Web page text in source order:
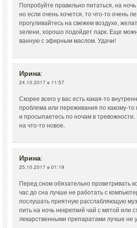
Попробуйте правильно питаться, на
но если очень хочется, то что-то очень
прогуливайтесь на свежем воздухе,
зелени, хорошо подойдет парк. Еще
ванную с эфирным маслом. Удачи!
Ирина:
24.10.2017 в 11:57
Скорее всего у вас есть какая-то
проблема или переживания по какому-то
и просыпаетесь по ночам в
на что-то новое.
Ирина:
25.10.2017 в 01:19
Перед сном обязательно проветривать
час до сна лучше не работать с
послушать приятную расслабляющую
пить на ночь некрепкий чай с мятой или
лекарственными препаратами лучше не